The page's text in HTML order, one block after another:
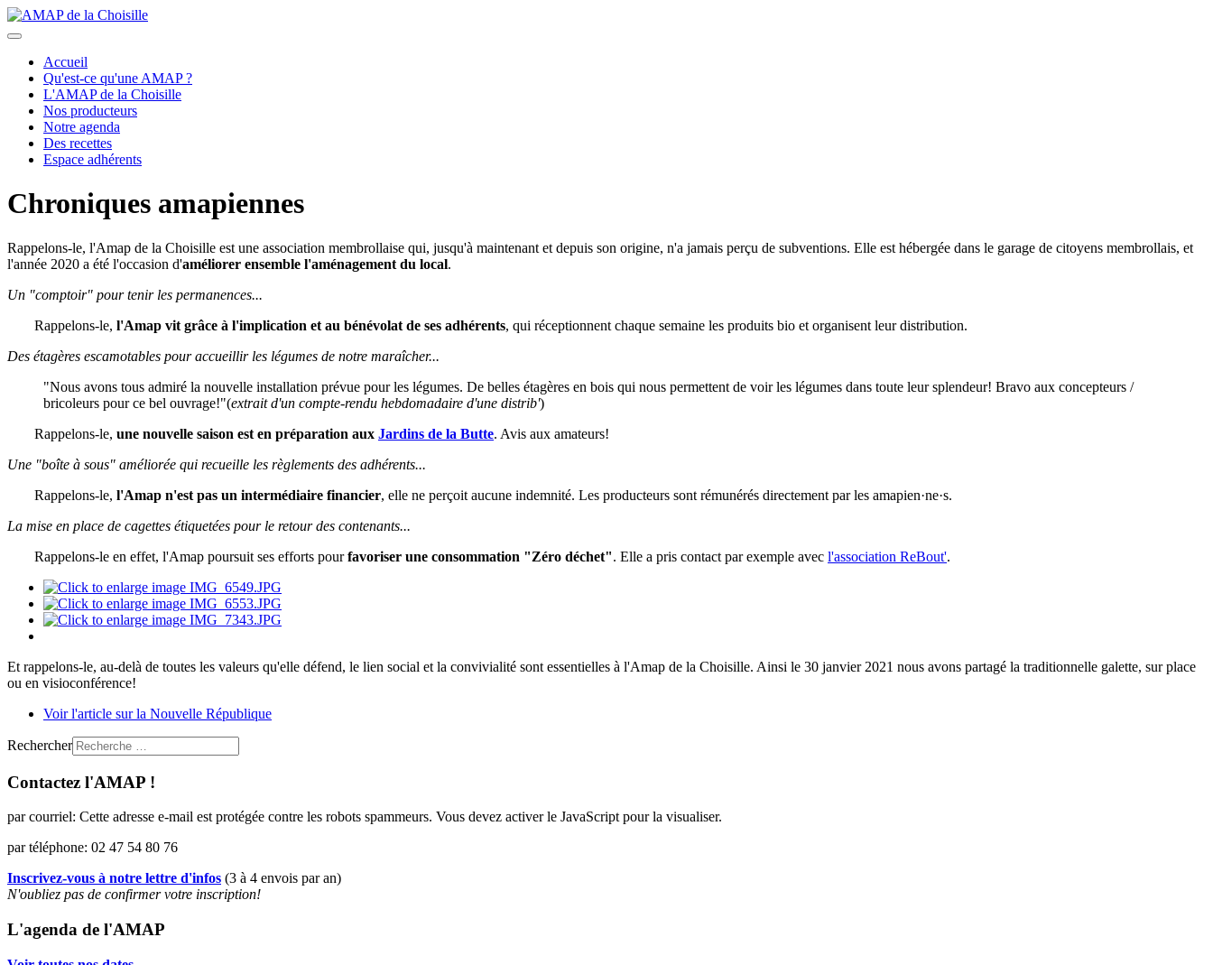
Accueil
Qu'est-ce qu'une AMAP ?
L'AMAP de la Choisille
Nos producteurs
Notre agenda
Des recettes
Espace adhérents
Chroniques amapiennes
Rappelons-le, l'Amap de la Choisille est une association membrollaise qui, jusqu'à maintenant et depuis son origine, n'a jamais perçu de subventions. Elle est hébergée dans le garage de citoyens membrollais, et
l'année 2020 a été l'occasion d'améliorer ensemble l'aménagement du local.
Un "comptoir" pour tenir les permanences...
Rappelons-le, l'Amap vit grâce à l'implication et au bénévolat de ses adhérents, qui réceptionnent chaque semaine les produits bio et organisent leur distribution.
Des étagères escamotables pour accueillir les légumes de notre maraîcher...
"Nous avons tous admiré la nouvelle installation prévue pour les légumes. De belles étagères en bois qui nous permettent de voir les légumes dans toute leur splendeur! Bravo aux concepteurs /
bricoleurs pour ce bel ouvrage!"(extrait d'un compte-rendu hebdomadaire d'une distrib')
Rappelons-le, une nouvelle saison est en préparation aux Jardins de la Butte. Avis aux amateurs!
Une "boîte à sous" améliorée qui recueille les règlements des adhérents...
Rappelons-le, l'Amap n'est pas un intermédiaire financier, elle ne perçoit aucune indemnité. Les producteurs sont rémunérés directement par les amapien·ne·s.
La mise en place de cagettes étiquetées pour le retour des contenants...
Rappelons-le en effet, l'Amap poursuit ses efforts pourfavoriser une consommation "Zéro déchet". Elle a pris contact par exemple avec l'association ReBout'.
Et rappelons-le, au-delà de toutes les valeurs qu'elle défend, le lien social et la convivialité sont essentielles à l'Amap de la Choisille. Ainsi le 30 janvier 2021 nous avons partagé la traditionnelle galette, sur place
ou en visioconférence!
Voir l'article sur la Nouvelle République
Rechercher
Contactez l'AMAP !
par courriel: Cette adresse e-mail est protégée contre les robots spammeurs. Vous devez activer le JavaScript pour la visualiser.
par téléphone: 02 47 54 80 76
Inscrivez-vous à notre lettre d'infos (3 à 4 envois par an)
N'oubliez pas de confirmer votre inscription!
L'agenda de l'AMAP
précédent
suivant